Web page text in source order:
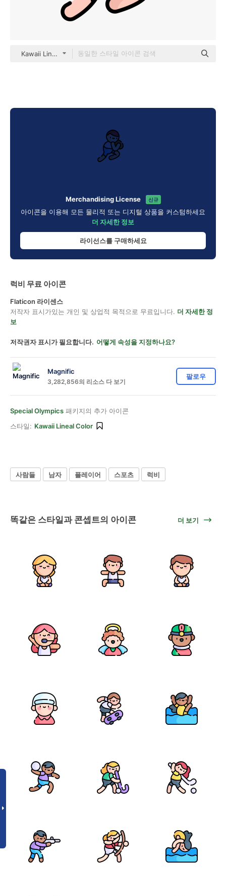
Kawaii Lineal color
Merchandising License 신규
아이콘을 이용해 모든 물리적 또는 디지털 상품을 커스텀하세요
더 자세한 정보
라이선스를 구매하세요
럭비 무료 아이콘
Flaticon 라이센스
저작자 표시가있는 개인 및 상업적 목적으로 무료입니다. 더 자세한 정
보
저작권자 표시가 필요합니다. 어떻게 속성을 지정하나요?
Magnific
3,282,856의 리소스 다 보기
팔로우
Special Olympics 패키지의 추가 아이콘
스타일: Kawaii Lineal Color
사람들 남자 플레이어 스포츠 럭비
똑같은 스타일과 콘셉트의 아이콘 더 보기